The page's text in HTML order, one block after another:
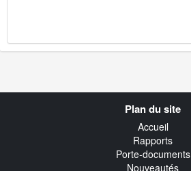
Plan du site
Accueil
Rapports
Porte-documents
Nouveautés